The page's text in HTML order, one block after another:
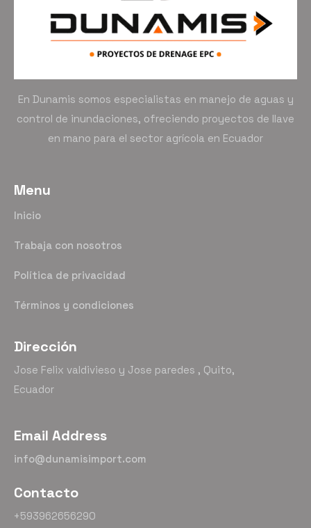
En Dunamis somos especialistas en manejo de aguas y
control de inundaciones, ofreciendo proyectos de llave
en mano para el sector agrícola en Ecuador
Menu
Inicio
Trabaja con nosotros
Política de privacidad
Términos y condiciones
Dirección
Jose Felix valdivieso y Jose paredes , Quito,
Ecuador
Email Address
info@dunamisimport.com
Contacto
+593962656290